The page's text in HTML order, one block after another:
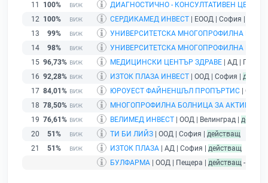
11
100%
ДИАГНОСТИЧНО - КОНСУЛТАТИВЕН
12 100% СЕРДИКАМЕД ИНВЕСТ | ЕООД | София |
13
99%
УНИВЕРСИТЕТСКА МНОГОПРОФИЛНА
14
98%
УНИВЕРСИТЕТСКА МНОГОПРОФИЛНА
15 96,73% МЕДИЦИНСКИ ЦЕНТЪР ЗДРАВЕ | АД |
16 92,28% ИЗТОК ПЛАЗА ИНВЕСТ | ООД | София |
17 84,01% ЮРОУЕСТ ФАЙНЕНШЪЛ ПРОПЪРТИС | ООД |
18 78,50%
МНОГОПРОФИЛНА БОЛНИЦА ЗА АКТИВНО
19 76,61% ВЕЛИМЕД ИНВЕСТ | ООД | Велинград |
20
51% ТИ БИ ЛИЙЗ | ООД | София | действащ
21
51% ИЗТОК ПЛАЗА | АД | София | действащ
БУЛФАРМА | ООД | Пещера | действащ -